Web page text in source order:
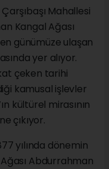
Mahallesi
Kangal Ağası
günümüze ulaşan
yer alıyor.
çeken tarihi
kamusal işlevler
kültürel mirasının
çıkıyor.
yılında dönemin
Abdurrahman